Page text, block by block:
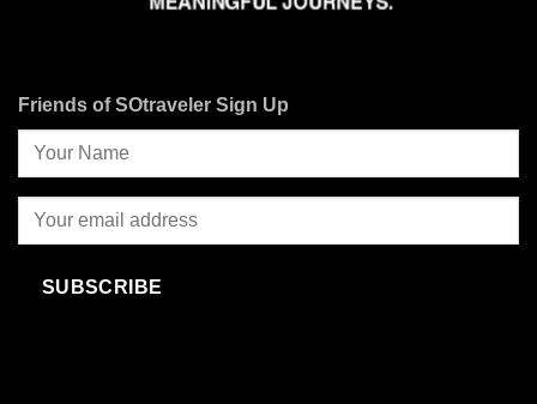
Friends of SOtraveler Sign Up
SUBSCRIBE